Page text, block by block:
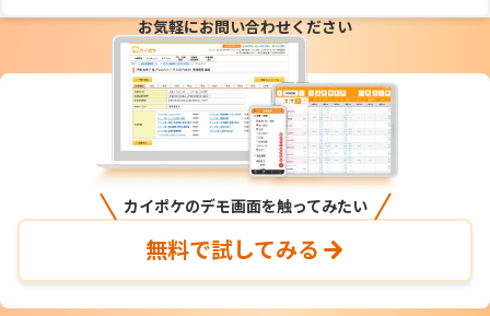
お気軽にお問い合わせください
カイポケのデモ画面を触ってみたい
無料で試してみる